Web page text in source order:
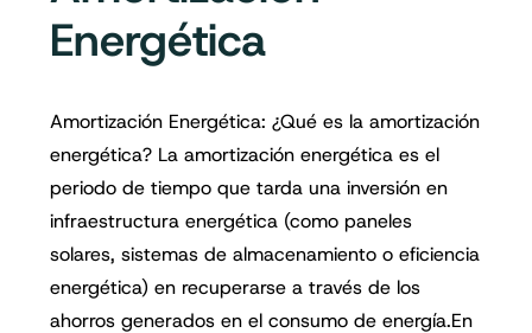
Energética
Amortización Energética: ¿Qué es la amortización
energética? La amortización energética es el
periodo de tiempo que tarda una inversión en
infraestructura energética (como paneles
solares, sistemas de almacenamiento o eficiencia
energética) en recuperarse a través de los
ahorros generados en el consumo de energía.En